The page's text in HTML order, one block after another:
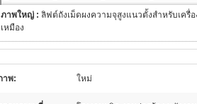
ภาพใหญ่ : ลิฟต์ถังเม็ดผงความจุสูงแนวตั้งสำหรับเครื่อ
เหมือง
าพ: ใหม่